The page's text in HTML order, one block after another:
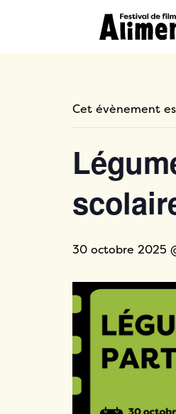
Cet évènement
30 octobre 2025